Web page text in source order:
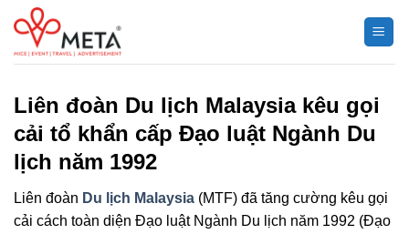
Chuyển
đến
nội
Liên đoàn Du lịch Malaysia kêu gọi
cải tổ khẩn cấp Đạo luật Ngành Du
lịch năm 1992
Liên đoàn Du lịch Malaysia (MTF) đã tăng cường kêu gọi
cải cách toàn diện Đạo luật Ngành Du lịch năm 1992 (Đạo